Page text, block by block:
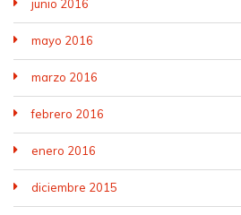
junio 2016
mayo 2016
marzo 2016
febrero 2016
enero 2016
diciembre 2015